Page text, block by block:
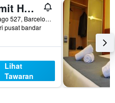
No Limit Hostel Graffiti
Carrer Arago 527, Barcelona, Sepanyol
pusat bandar
Lihat
Tawaran